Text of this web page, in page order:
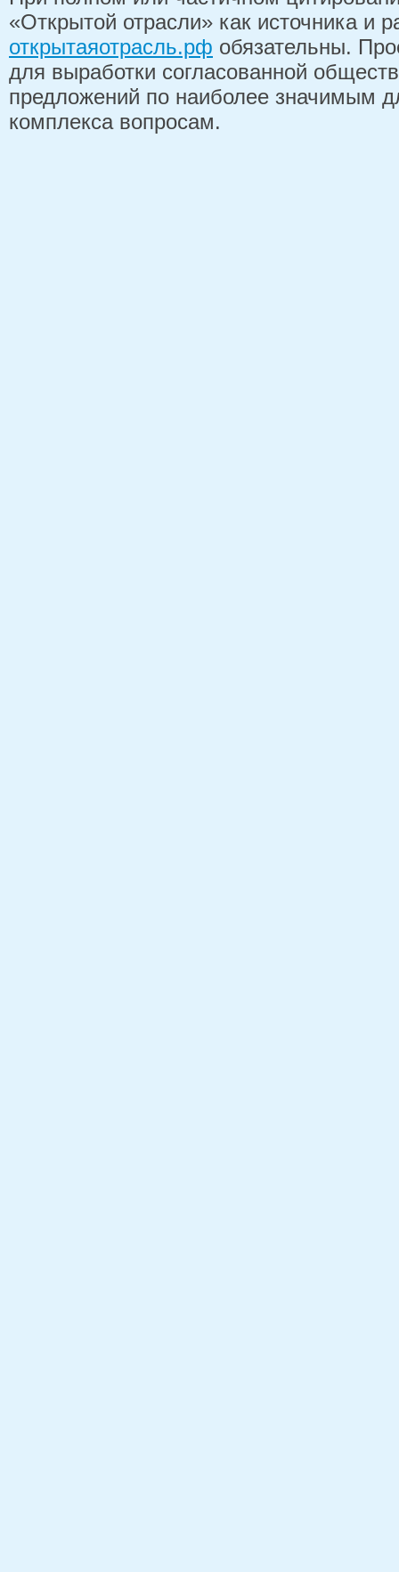
«Открытой отрасли» как источника и
открытаяотрасль.рф обязательны.
для выработки согласованной
предложений по наиболее значимым
комплекса вопросам.